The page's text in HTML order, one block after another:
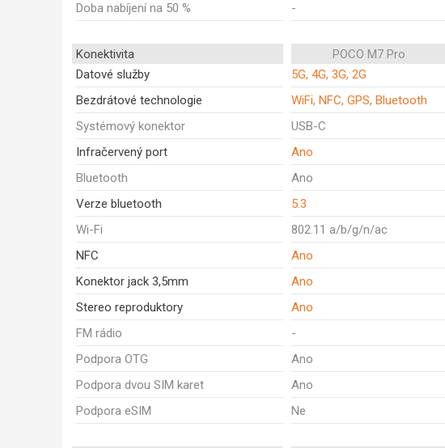
Doba nabíjení na 50 %
-
Konektivita POCO M7 Pro
Datové služby
5G, 4G, 3G, 2G
Bezdrátové technologie
WiFi, NFC, GPS, Bluetooth
Systémový konektor
USB-C
Infračervený port
Ano
Bluetooth
Ano
Verze bluetooth
5.3
Wi-Fi
802.11 a/b/g/n/ac
NFC
Ano
Konektor jack 3,5mm
Ano
Stereo reproduktory
Ano
FM rádio
-
Podpora OTG
Ano
Podpora dvou SIM karet
Ano
Podpora eSIM
Ne